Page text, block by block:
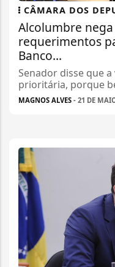
CÂMARA DOS
Alcolumbre
requerimentos
Banco...
Senador disse que
prioritária, porque
MAGNOS ALVES - 21 DE